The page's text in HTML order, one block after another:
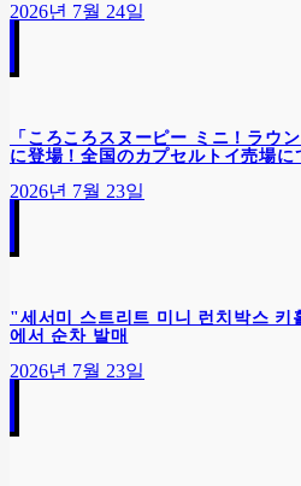
2026년 7월 24일
「ころころスヌーピー ミニ！ラウ
に登場！全国のカプセルトイ売場に
2026년 7월 23일
"세서미 스트리트 미니 런치박스 키
에서 순차 발매
2026년 7월 23일